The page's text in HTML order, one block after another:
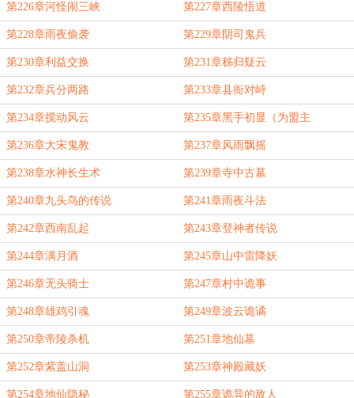
第226章河怪闹三峡 第227章西陵悟道
第228章雨夜偷袭 第229章阴司鬼兵
第230章利益交换 第231章秭归疑云
第232章兵分两路 第233章县衙对峙
第234章搅动风云 第235章黑手初显（为盟主
bobby1994加更）
第236章大宋鬼教 第237章风雨飘摇
第238章水神长生术 第239章寺中古墓
第240章九头鸟的传说 第241章雨夜斗法
第242章西南乱起 第243章登神者传说
第244章满月酒 第245章山中雷降妖
第246章无头骑士 第247章村中诡事
第248章雄鸡引魂 第249章波云诡谲
第250章帝陵杀机 第251章地仙墓
第252章紫盖山洞 第253章神殿藏妖
第254章地仙隐秘 第255章诡异的敌人